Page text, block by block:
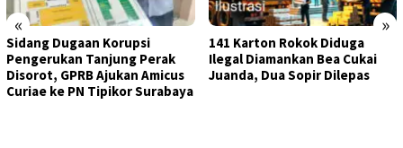
« »
Sidang Dugaan Korupsi
Pengerukan Tanjung Perak
Disorot, GPRB Ajukan Amicus
Curiae ke PN Tipikor Surabaya
141 Karton Rokok Diduga
Ilegal Diamankan Bea Cukai
Juanda, Dua Sopir Dilepas